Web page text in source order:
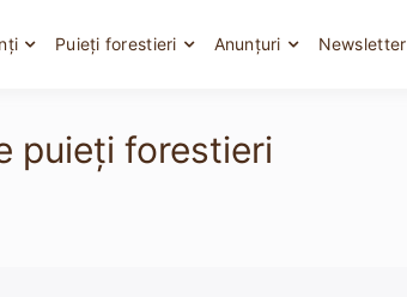
Puieți forestieri Anunțuri Newsletter
puieți forestieri